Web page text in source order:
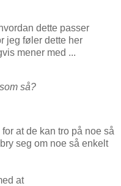
dette passer
jeg føler dette her
mener med ...
så?
at de kan tro på noe så
seg om noe så enkelt
at